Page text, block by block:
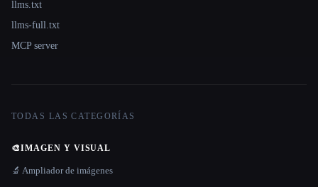
llms.txt
llms-full.txt
MCP server
TODAS LAS CATEGORÍAS
🎨IMAGEN Y VISUAL
🔬 Ampliador de imágenes